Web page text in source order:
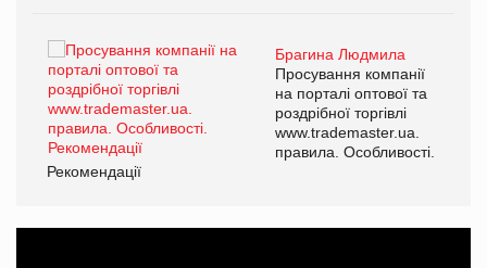
Брагина Людмила
Просування компанії
на порталі оптової та
роздрібної торгівлі
www.trademaster.ua.
правила. Особливості.
Рекомендації